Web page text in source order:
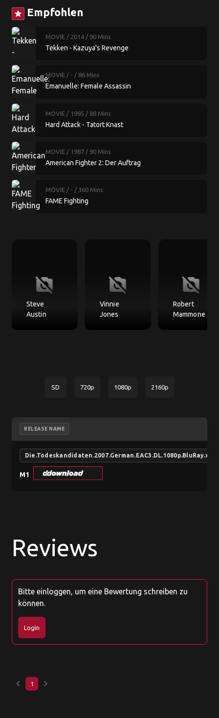
star Empfohlen
MOVIE / 2014 / 90 Mins
Tekken - Kazuya's Revenge
MOVIE / - / 86 Mins
Emanuelle: Female Assassin
MOVIE / 1995 / 88 Mins
Hard Attack - Tatort Knast
MOVIE / 1987 / 90 Mins
American Fighter 2: Der Auftrag
MOVIE / - / 360 Mins
FAME Fighting
no_photography
Steve
Austin
no_photography
Vinnie
Jones
no_photography
Robert
Mammone
SD 720p 1080p 2160p
RELEASE NAME
M1
Reviews
Bitte einloggen, um eine Bewertung schreiben zu
können.
Login
keyboard_arrow_left 1 keyboard_arrow_right